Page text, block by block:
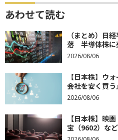
あわせて読む
（まとめ）日
落 半導体株に
2026/08/06
【日本株】ウ
会社を安く買
2026/08/06
【日本株】映
宝（9602）な